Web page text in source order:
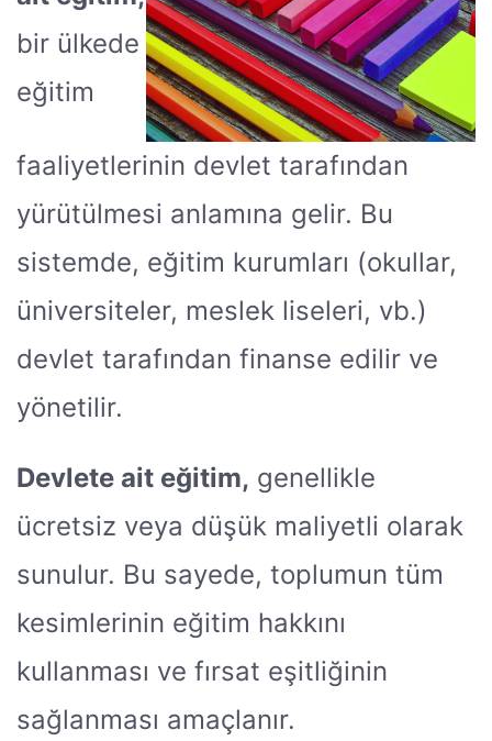
bir ülkede
eğitim
faaliyetlerinin devlet tarafından
yürütülmesi anlamına gelir. Bu
sistemde, eğitim kurumları (okullar,
üniversiteler, meslek liseleri, vb.)
devlet tarafından finanse edilir ve
yönetilir.
Devlete ait eğitim, genellikle
ücretsiz veya düşük maliyetli olarak
sunulur. Bu sayede, toplumun tüm
kesimlerinin eğitim hakkını
kullanması ve fırsat eşitliğinin
sağlanması amaçlanır.